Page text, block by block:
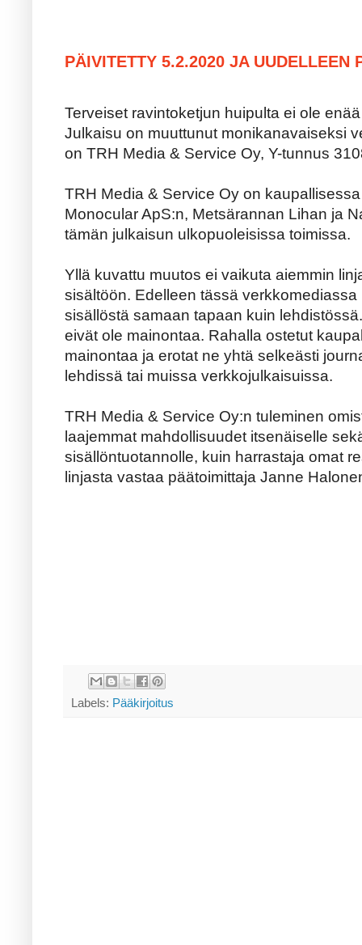
PÄIVITETTY 5.2.2020 JA UUDELLEEN
Terveiset ravintoketjun huipulta ei ole
Julkaisu on muuttunut monikanavaiseksi
on TRH Media & Service Oy, Y-tunnus
TRH Media & Service Oy on
Monocular ApS:n, Metsärannan Lihan ja
tämän julkaisun ulkopuoleisissa toimissa.
Yllä kuvattu muutos ei vaikuta aiemmin
sisältöön. Edelleen tässä
sisällöstä samaan tapaan kuin
eivät ole mainontaa. Rahalla ostetut
mainontaa ja erotat ne yhtä selkeästi
lehdissä tai muissa verkkojulkaisuissa.
TRH Media & Service Oy:n tuleminen
laajemmat mahdollisuudet itsenäiselle
sisällöntuotannolle, kuin harrastaja omat
linjasta vastaa päätoimittaja Janne
Labels: Pääkirjoitus